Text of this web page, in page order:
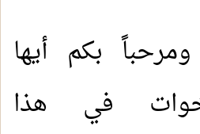
بكم أيها
في هذا